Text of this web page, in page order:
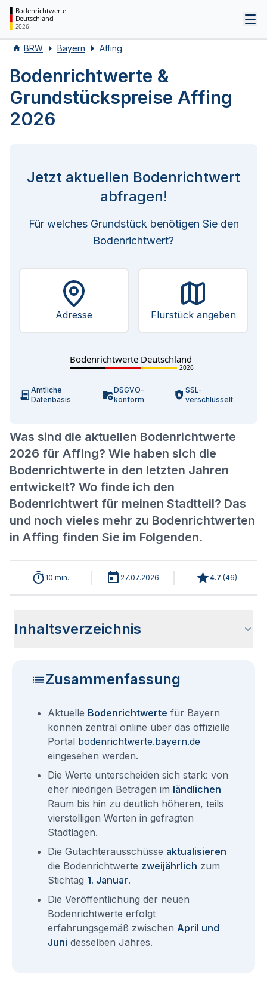
Bodenrichtwerte
Deutschland
2026
BRW Bayern Affing
Bodenrichtwerte &
Grundstückspreise Affing
2026
Was sind die aktuellen Bodenrichtwerte
2026 für Affing? Wie haben sich die
Bodenrichtwerte in den letzten Jahren
entwickelt? Wo finde ich den
Bodenrichtwert für meinen Stadtteil? Das
und noch vieles mehr zu Bodenrichtwerten
in Affing finden Sie im Folgenden.
Jetzt aktuellen Bodenrichtwert
abfragen!
Für welches Grundstück benötigen Sie den
Bodenrichtwert?
Adresse Flurstück angeben
Bodenrichtwerte Deutschland
2026
Amtliche
Datenbasis
DSGVO-
konform
SSL-
verschlüsselt
10 min. 27.07.2026 4.7 (46)
Inhaltsverzeichnis
Bodenrichtwerten gleichzusetzen?
Affing? Zusammenfassung
Aktuelle Bodenrichtwerte für Bayern
können zentral online über das offizielle
Portal bodenrichtwerte.bayern.de
eingesehen werden.
Die Werte unterscheiden sich stark: von
eher niedrigen Beträgen im ländlichen
Raum bis hin zu deutlich höheren, teils
vierstelligen Werten in gefragten
Stadtlagen.
Die Gutachterausschüsse aktualisieren
die Bodenrichtwerte zweijährlich zum
Stichtag 1. Januar.
Die Veröffentlichung der neuen
Bodenrichtwerte erfolgt
erfahrungsgemäß zwischen April und
Juni desselben Jahres.